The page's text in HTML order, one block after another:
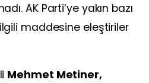
AK Parti’ye yakın bazı
maddesine eleştiriler
Mehmet Metiner,